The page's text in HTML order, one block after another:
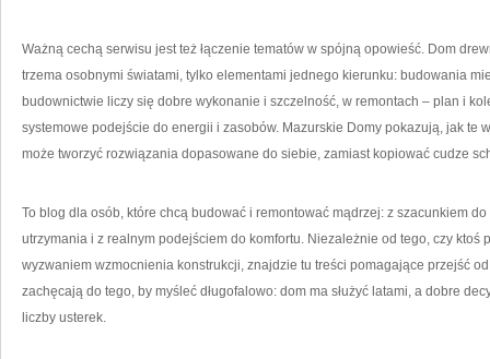
Ważną cechą serwisu jest też łączenie tematów w spójną opowieść. Dom
trzema osobnymi światami, tylko elementami jednego kierunku: budowania
budownictwie liczy się dobre wykonanie i szczelność, w remontach – plan i
systemowe podejście do energii i zasobów. Mazurskie Domy pokazują, jak te
może tworzyć rozwiązania dopasowane do siebie, zamiast kopiować cudze
To blog dla osób, które chcą budować i remontować mądrzej: z szacunkiem do
utrzymania i z realnym podejściem do komfortu. Niezależnie od tego, czy ktoś
wyzwaniem wzmocnienia konstrukcji, znajdzie tu treści pomagające przejść
zachęcają do tego, by myśleć długofalowo: dom ma służyć latami, a dobre
liczby usterek.